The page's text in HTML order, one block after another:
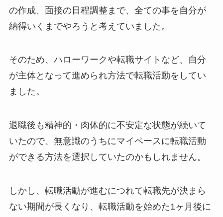
の作成、面接の日程調整まで、全ての事を自分が
納得いくまでやろうと考えていました。
そのため、ハローワークや転職サイトなど、自分
が主体となって進められ方法で転職活動をしてい
ました。
退職後も精神的・肉体的に不安定な状態が続いて
いたので、無意識のうちにマイペースに転職活動
ができる方法を選択していたのかもしれません。
しかし、転職活動が進むにつれて転職先が決まら
ない期間が長くなり、転職活動を始めた1ヶ月後に